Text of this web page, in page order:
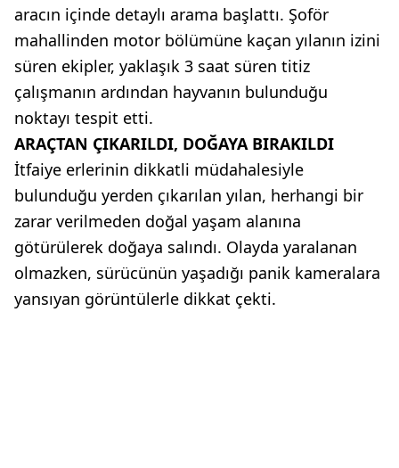
aracın içinde detaylı arama başlattı. Şoför
mahallinden motor bölümüne kaçan yılanın izini
süren ekipler, yaklaşık 3 saat süren titiz
çalışmanın ardından hayvanın bulunduğu
noktayı tespit etti.
ARAÇTAN ÇIKARILDI, DOĞAYA BIRAKILDI
İtfaiye erlerinin dikkatli müdahalesiyle
bulunduğu yerden çıkarılan yılan, herhangi bir
zarar verilmeden doğal yaşam alanına
götürülerek doğaya salındı. Olayda yaralanan
olmazken, sürücünün yaşadığı panik kameralara
yansıyan görüntülerle dikkat çekti.